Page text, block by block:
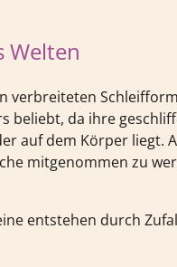
Welten
verbreiteten
beliebt, da ihre
auf dem Körper liegt.
mitgenommen zu
entstehen durch